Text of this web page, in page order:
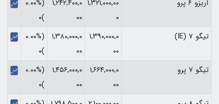
آریزو 6 پرو
۱,۳۲۱,۰۰۰,۰۰
۰
۱,۲۴۲,۴۰۰,۰
۰۰
(۰.۰۰%
)۰
تیگو 7 (IE)
۱,۳۹۰,۰۰۰,۰
۰۰
۱,۳۸۰,۰۰۰,۰
۰۰
(۰.۰۰%
)۰
تیگو 7 پرو
۱,۶۶۴,۰۰۰,۰
۰۰
۱,۴۵۶,۰۰۰,۰
۰۰
(۰.۰۰%
)۰